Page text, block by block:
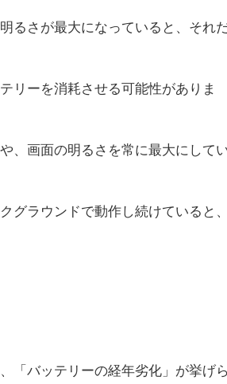
るさが最大になっていると、それ
リーを消耗させる可能性がありま
、画面の明るさを常に最大にして
グラウンドで動作し続けていると、
「バッテリーの経年劣化」が挙げら